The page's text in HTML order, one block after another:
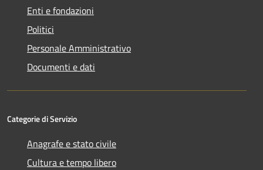
Enti e fondazioni
Politici
Personale Amministrativo
Documenti e dati
Categorie di Servizio
Anagrafe e stato civile
Cultura e tempo libero